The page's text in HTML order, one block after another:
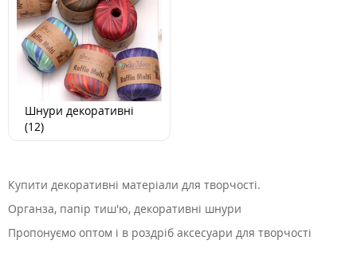
Шнури декоративні
(12)
Купити декоративні матеріали для творчості.
Органза, папір тиш'ю, декоративні шнури
Пропонуємо оптом і в роздріб аксесуари для творчості